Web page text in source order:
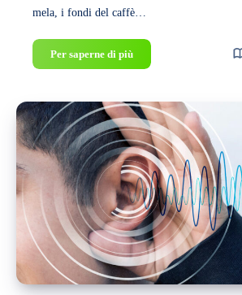
mela, i fondi del caffè…
Per saperne di piùGuida
pratica
compostaggio:
come
trasformare
gli
scarti
in
risorsa